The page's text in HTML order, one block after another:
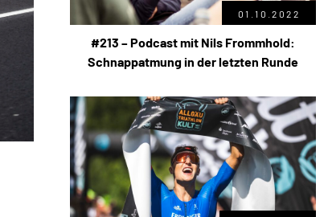
01.10.2022
#213 – Podcast mit Nils Frommhold:
Schnappatmung in der letzten Runde